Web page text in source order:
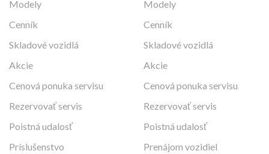
Modely
Cenník
Skladové vozidlá
Akcie
Cenová ponuka servisu
Rezervovať servis
Poistná udalosť
Príslušenstvo
Modely
Cenník
Skladové vozidlá
Akcie
Cenová ponuka servisu
Rezervovať servis
Poistná udalosť
Prenájom vozidiel